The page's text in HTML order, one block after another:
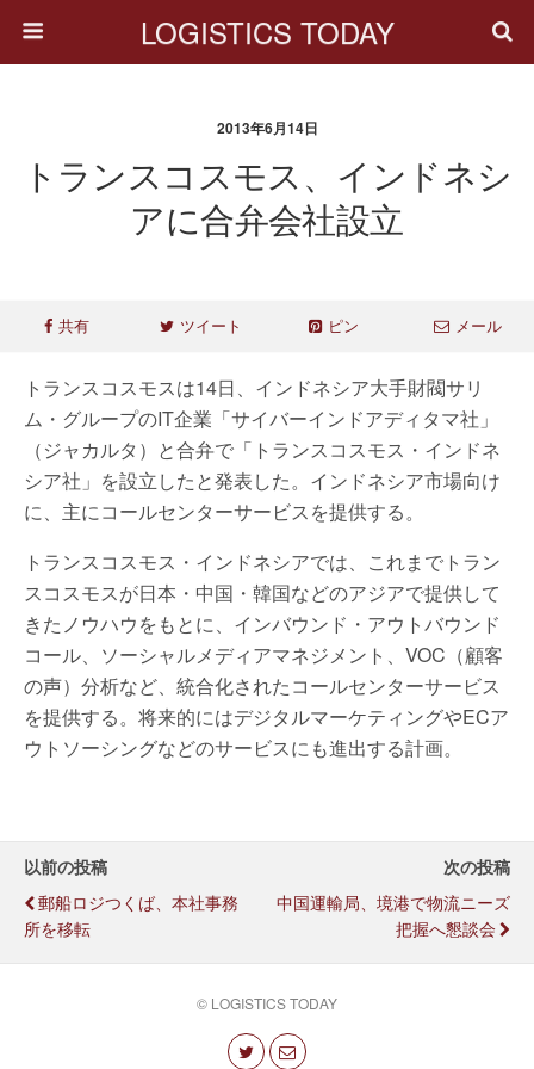
LOGISTICS TODAY
2013年6月14日
トランスコスモス、インドネシ
アに合弁会社設立
共有 ツイート ピン メール
トランスコスモスは14日、インドネシア大手財閥サリ
ム・グループのIT企業「サイバーインドアディタマ社」
（ジャカルタ）と合弁で「トランスコスモス・インドネ
シア社」を設立したと発表した。インドネシア市場向け
に、主にコールセンターサービスを提供する。
トランスコスモス・インドネシアでは、これまでトラン
スコスモスが日本・中国・韓国などのアジアで提供して
きたノウハウをもとに、インバウンド・アウトバウンド
コール、ソーシャルメディアマネジメント、VOC（顧客
の声）分析など、統合化されたコールセンターサービス
を提供する。将来的にはデジタルマーケティングやECア
ウトソーシングなどのサービスにも進出する計画。
以前の投稿
郵船ロジつくば、本社事務
所を移転
次の投稿
中国運輸局、境港で物流ニーズ
把握へ懇談会
© LOGISTICS TODAY